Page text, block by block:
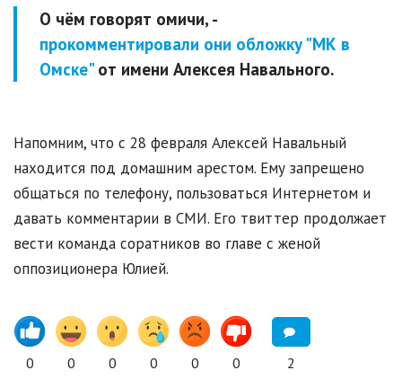
О чём говорят омичи, -
прокомментировали они обложку "МК в
Омске"от имени Алексея Навального.
Напомним, что с 28 февраля Алексей Навальный
находится под домашним арестом. Ему запрещено
общаться по телефону, пользоваться Интернетом и
давать комментарии в СМИ. Его твиттер продолжает
вести команда соратников во главе с женой
оппозиционера Юлией.
0 0 0 0 0 0 2